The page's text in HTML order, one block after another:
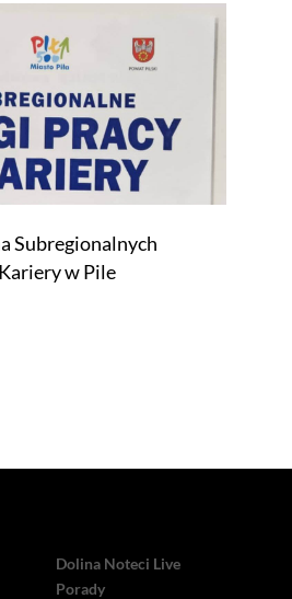
Subregionalnych
w Pile
Dolina Noteci Live
Porady